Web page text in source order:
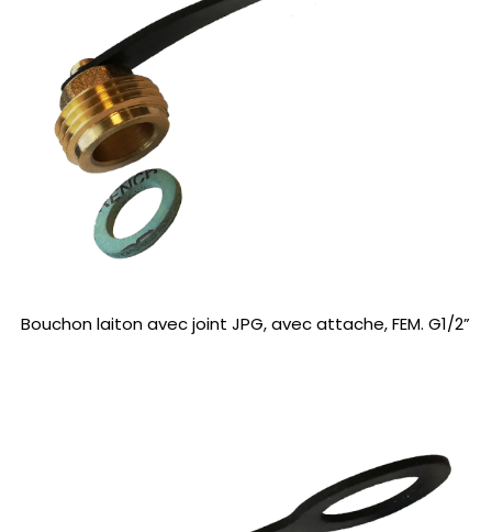
Bouchon laiton avec joint JPG, avec attache, FEM. G1/2”